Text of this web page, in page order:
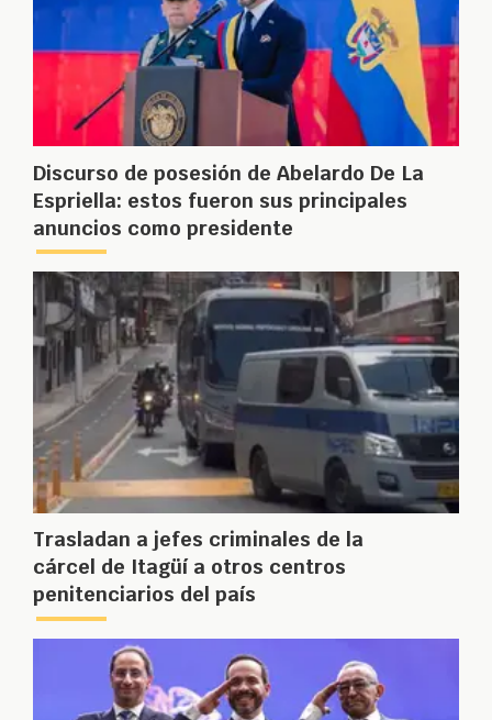
Discurso de posesión de Abelardo De La
Espriella: estos fueron sus principales
anuncios como presidente
Trasladan a jefes criminales de la
cárcel de Itagüí a otros centros
penitenciarios del país